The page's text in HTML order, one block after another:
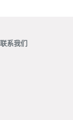
联系我们